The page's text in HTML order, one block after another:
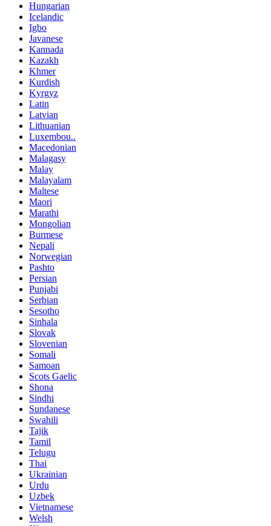
Hungarian
Icelandic
Igbo
Javanese
Kannada
Kazakh
Khmer
Kurdish
Kyrgyz
Latin
Latvian
Lithuanian
Luxembou..
Macedonian
Malagasy
Malay
Malayalam
Maltese
Maori
Marathi
Mongolian
Burmese
Nepali
Norwegian
Pashto
Persian
Punjabi
Serbian
Sesotho
Sinhala
Slovak
Slovenian
Somali
Samoan
Scots Gaelic
Shona
Sindhi
Sundanese
Swahili
Tajik
Tamil
Telugu
Thai
Ukrainian
Urdu
Uzbek
Vietnamese
Welsh